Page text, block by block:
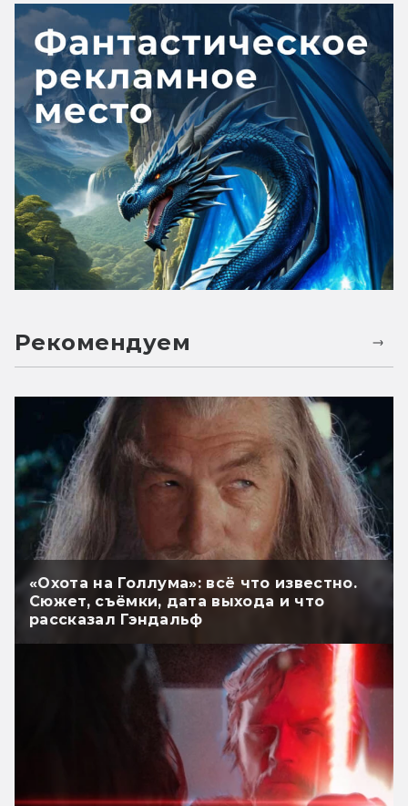
Рекомендуем
«Охота на Голлума»: всё что известно.
Сюжет, съёмки, дата выхода и что
рассказал Гэндальф